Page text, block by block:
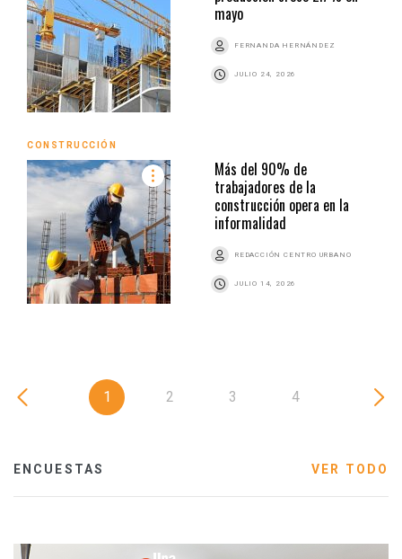
mayo
FERNANDA HERNÁNDEZ
JULIO 24, 2026
CONSTRUCCIÓN
Más del 90% de
trabajadores de la
construcción opera en la
informalidad
REDACCIÓN CENTRO URBANO
JULIO 14, 2026
1 2 3 4
ENCUESTAS VER TODO